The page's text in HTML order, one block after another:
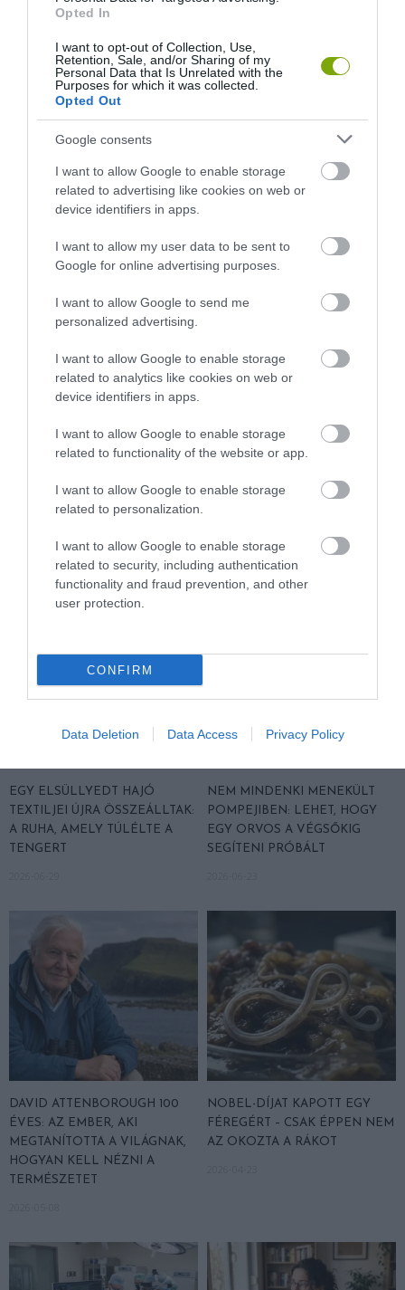
Opted In
I want to opt-out of Collection, Use,
Retention, Sale, and/or Sharing of my
Personal Data that Is Unrelated with the
Purposes for which it was collected.
Opted Out
Google consents
I want to allow Google to enable storage
related to advertising like cookies on web or
device identifiers in apps.
I want to allow my user data to be sent to
Google for online advertising purposes.
I want to allow Google to send me
personalized advertising.
I want to allow Google to enable storage
related to analytics like cookies on web or
device identifiers in apps.
I want to allow Google to enable storage
related to functionality of the website or app.
I want to allow Google to enable storage
related to personalization.
I want to allow Google to enable storage
related to security, including authentication
functionality and fraud prevention, and other
user protection.
CONFIRM
Data Deletion Data Access Privacy Policy
ELŐZŐ CIKK
200 ÉVE NEM LÁTOTT ORCHIDEA KERÜLT ELŐ A MECSEKBEN
KÖVETKEZŐ CIKK
MINTHA EGY GALAXISRÓL KÉSZÜLT FOTÓT REJTENE: A
KÜLÖNLEGES PETÚNIA A NYÁR EGYIK SZTÁRJA!
HASONLÓ ÉRDEKESSÉGEK
EGY ELSÜLLYEDT HAJÓ
TEXTILJEI ÚJRA ÖSSZEÁLLTAK:
A RUHA, AMELY TÚLÉLTE A
TENGERT
NEM MINDENKI MENEKÜLT
POMPEJIBEN: LEHET, HOGY
EGY ORVOS A VÉGSŐKIG
SEGÍTENI PRÓBÁLT
DAVID ATTENBOROUGH 100
ÉVES: AZ EMBER, AKI
MEGTANÍTOTTA A VILÁGNAK,
HOGYAN KELL NÉZNI A
TERMÉSZETET
NOBEL-DÍJAT KAPOTT EGY
FÉREGÉRT – CSAK ÉPPEN NEM
AZ OKOZTA A RÁKOT